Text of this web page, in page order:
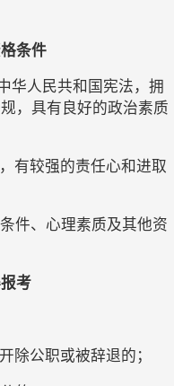
条件
华人民共和国宪法，拥
，具有良好的政治素质
有较强的责任心和进取
件、心理素质及其他资
考
除公职或被辞退的；